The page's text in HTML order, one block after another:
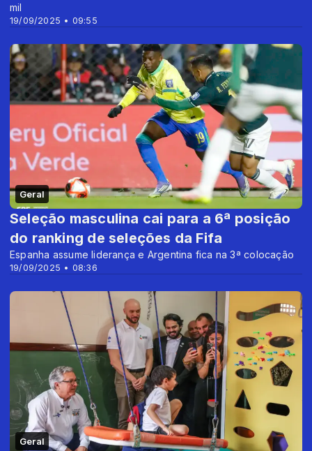
19/09/2025 • 09:55
mil
Geral
19/09/2025 • 08:36
Seleção masculina cai para a 6ª posição
do ranking de seleções da Fifa
Espanha assume liderança e Argentina fica na 3ª colocação
Geral